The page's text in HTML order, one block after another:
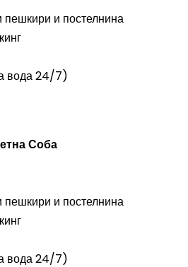
пешкири и постелнина
вода 24/7)
Соба
пешкири и постелнина
вода 24/7)